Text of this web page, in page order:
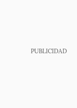
PUBLICIDAD